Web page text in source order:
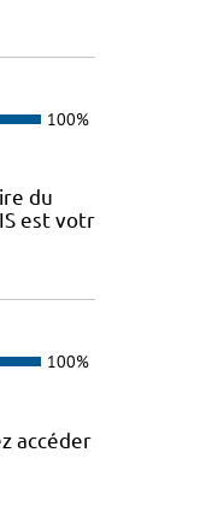
100%
du
est votr
100%
accéder